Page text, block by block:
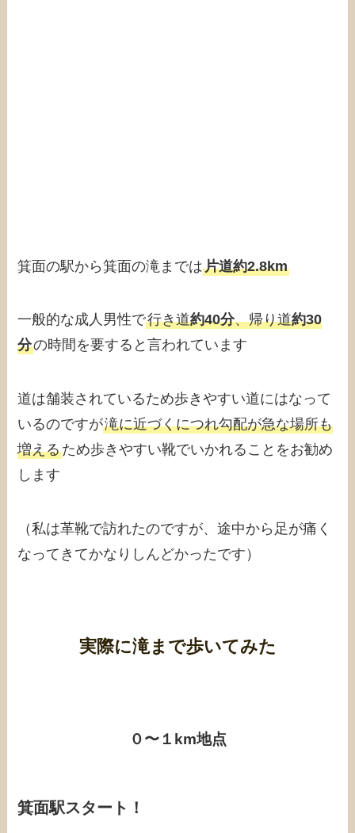
箕面の駅から箕面の滝までは片道約2.8km
一般的な成人男性で行き道約40分、帰り道約30
分の時間を要すると言われています
道は舗装されているため歩きやすい道にはなって
いるのですが滝に近づくにつれ勾配が急な場所も
増えるため歩きやすい靴でいかれることをお勧め
します
（私は革靴で訪れたのですが、途中から足が痛く
なってきてかなりしんどかったです）
実際に滝まで歩いてみた
０〜１km地点
箕面駅スタート！